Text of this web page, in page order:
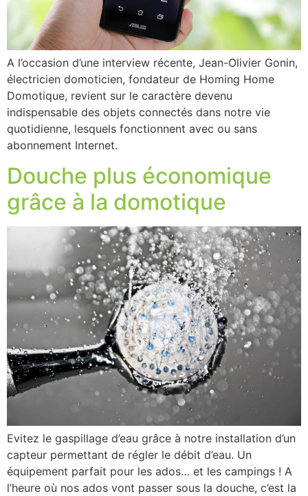
A l’occasion d’une interview récente, Jean-Olivier Gonin,
électricien domoticien, fondateur de Homing Home
Domotique, revient sur le caractère devenu
indispensable des objets connectés dans notre vie
quotidienne, lesquels fonctionnent avec ou sans
abonnement Internet.
Douche plus économique
grâce à la domotique
Evitez le gaspillage d’eau grâce à notre installation d’un
capteur permettant de régler le débit d’eau. Un
équipement parfait pour les ados… et les campings ! A
l’heure où nos ados vont passer sous la douche, c’est la